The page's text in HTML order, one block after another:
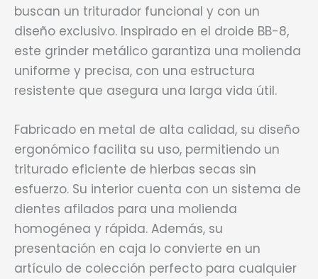
buscan un triturador funcional y con un
diseño exclusivo. Inspirado en el droide BB-8,
este grinder metálico garantiza una molienda
uniforme y precisa, con una estructura
resistente que asegura una larga vida útil.
Fabricado en metal de alta calidad, su diseño
ergonómico facilita su uso, permitiendo un
triturado eficiente de hierbas secas sin
esfuerzo. Su interior cuenta con un sistema de
dientes afilados para una molienda
homogénea y rápida. Además, su
presentación en caja lo convierte en un
artículo de colección perfecto para cualquier